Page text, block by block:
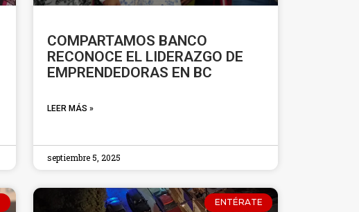
COMPARTAMOS BANCO
RECONOCE EL LIDERAZGO DE
EMPRENDEDORAS EN BC
LEER MÁS »
septiembre 5, 2025
ENTÉRATE